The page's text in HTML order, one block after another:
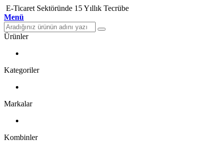
E-Ticaret Sektöründe 15 Yıllık Tecrübe
Menü
Ürünler
Kategoriler
Markalar
Kombinler